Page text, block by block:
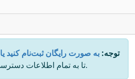
توجه: به صورت رایگان ثبت‌نام کنید
تا به تمام اطلاعات دسترسی داشته باشید.